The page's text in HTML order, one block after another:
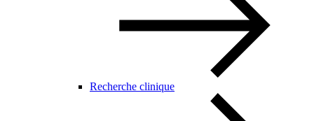
Recherche clinique